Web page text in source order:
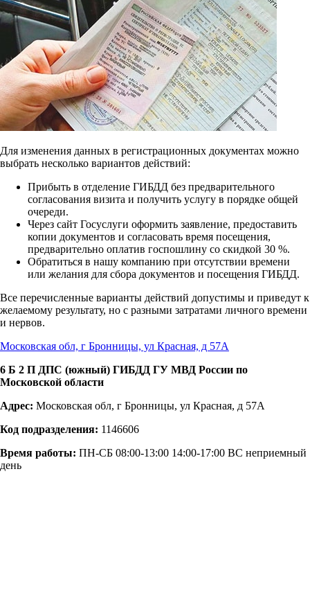
Для изменения данных в регистрационных документах можно
выбрать несколько вариантов действий:
Прибыть в отделение ГИБДД без предварительного
согласования визита и получить услугу в порядке общей
очереди.
Через сайт Госуслуги оформить заявление, предоставить
копии документов и согласовать время посещения,
предварительно оплатив госпошлину со скидкой 30 %.
Обратиться в нашу компанию при отсутствии времени
или желания для сбора документов и посещения ГИБДД.
Все перечисленные варианты действий допустимы и приведут к
желаемому результату, но с разными затратами личного времени
и нервов.
Московская обл, г Бронницы, ул Красная, д 57А
6 Б 2 П ДПС (южный) ГИБДД ГУ МВД России по
Московской области
Адрес: Московская обл, г Бронницы, ул Красная, д 57А
Код подразделения: 1146606
Время работы: ПН-СБ 08:00-13:00 14:00-17:00 ВС неприемный
день